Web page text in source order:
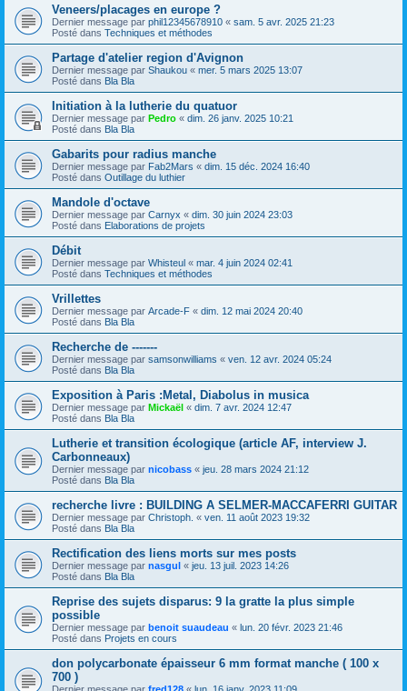
Veneers/placages en europe ?
Dernier message par phil12345678910 « sam. 5 avr. 2025 21:23
Posté dans Techniques et méthodes
Partage d'atelier region d'Avignon
Dernier message par Shaukou « mer. 5 mars 2025 13:07
Posté dans Bla Bla
Initiation à la lutherie du quatuor
Dernier message par Pedro « dim. 26 janv. 2025 10:21
Posté dans Bla Bla
Gabarits pour radius manche
Dernier message par Fab2Mars « dim. 15 déc. 2024 16:40
Posté dans Outillage du luthier
Mandole d'octave
Dernier message par Carnyx « dim. 30 juin 2024 23:03
Posté dans Elaborations de projets
Débit
Dernier message par Whisteul « mar. 4 juin 2024 02:41
Posté dans Techniques et méthodes
Vrillettes
Dernier message par Arcade-F « dim. 12 mai 2024 20:40
Posté dans Bla Bla
Recherche de -------
Dernier message par samsonwilliams « ven. 12 avr. 2024 05:24
Posté dans Bla Bla
Exposition à Paris :Metal, Diabolus in musica
Dernier message par Mickaël « dim. 7 avr. 2024 12:47
Posté dans Bla Bla
Lutherie et transition écologique (article AF, interview J.
Carbonneaux)
Dernier message par nicobass « jeu. 28 mars 2024 21:12
Posté dans Bla Bla
recherche livre : BUILDING A SELMER-MACCAFERRI GUITAR
Dernier message par Christoph. « ven. 11 août 2023 19:32
Posté dans Bla Bla
Rectification des liens morts sur mes posts
Dernier message par nasgul « jeu. 13 juil. 2023 14:26
Posté dans Bla Bla
Reprise des sujets disparus: 9 la gratte la plus simple
possible
Dernier message par benoit suaudeau « lun. 20 févr. 2023 21:46
Posté dans Projets en cours
don polycarbonate épaisseur 6 mm format manche ( 100 x
700 )
Dernier message par fred128 « lun. 16 janv. 2023 11:09